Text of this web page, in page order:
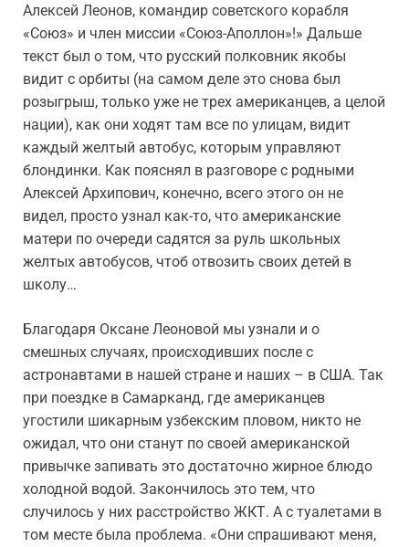
Алексей Леонов, командир советского корабля
«Союз» и член миссии «Союз-Аполлон»!» Дальше
текст был о том, что русский полковник якобы
видит с орбиты (на самом деле это снова был
розыгрыш, только уже не трех американцев, а целой
нации), как они ходят там все по улицам, видит
каждый желтый автобус, которым управляют
блондинки. Как пояснял в разговоре с родными
Алексей Архипович, конечно, всего этого он не
видел, просто узнал как-то, что американские
матери по очереди садятся за руль школьных
желтых автобусов, чтоб отвозить своих детей в
школу…
Благодаря Оксане Леоновой мы узнали и о
смешных случаях, происходивших после с
астронавтами в нашей стране и наших – в США. Так
при поездке в Самарканд, где американцев
угостили шикарным узбекским пловом, никто не
ожидал, что они станут по своей американской
привычке запивать это достаточно жирное блюдо
холодной водой. Закончилось это тем, что
случилось у них расстройство ЖКТ. А с туалетами в
том месте была проблема. «Они спрашивают меня,